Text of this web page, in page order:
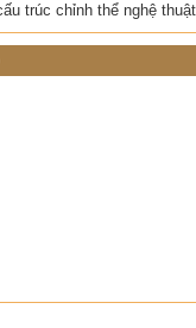
trúc chỉnh thể nghệ thuật